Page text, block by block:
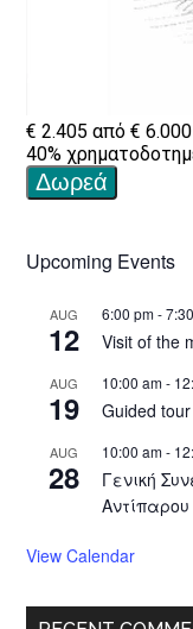
Upcoming Events
AUG
12
6:00 pm-
Visit of the
AUG
19
10:00 am-
Guided
AUG
28
10:00 am-
Γενική
Αντίπαρου
View Calendar